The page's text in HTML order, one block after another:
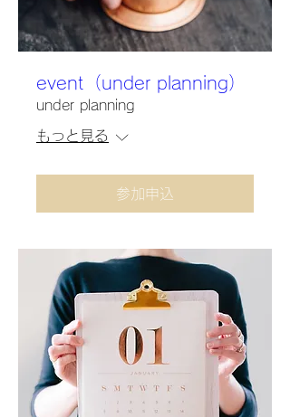
event（under planning）
under planning
もっと見る
参加申込